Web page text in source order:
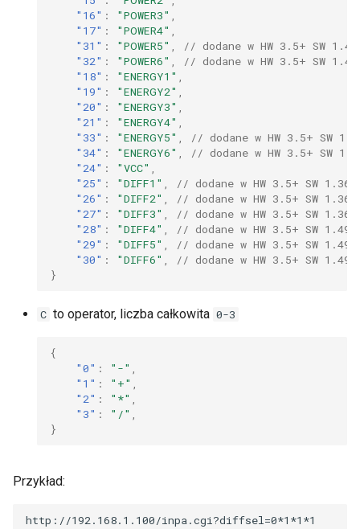
Firmware i backup
"16" : "POWER3"
"17" : "POWER4"
"31" : "POWER5"
// dodane w HW 3.5+ SW
"32" : "POWER6"
// dodane w HW 3.5+ SW
"18" : "ENERGY1"
"19" : "ENERGY2"
"20" : "ENERGY3"
"21" : "ENERGY4"
"33" : "ENERGY5"
// dodane w HW 3.5+ SW
"34" : "ENERGY6"
// dodane w HW 3.5+ SW
"24" : "VCC"
"25" : "DIFF1"
// dodane w HW 3.5+ SW 1.36
"26" : "DIFF2"
// dodane w HW 3.5+ SW 1.36
"27" : "DIFF3"
// dodane w HW 3.5+ SW 1.36
"28" : "DIFF4"
// dodane w HW 3.5+ SW 1.49d
"29" : "DIFF5"
// dodane w HW 3.5+ SW 1.49d
"30" : "DIFF6"
// dodane w HW 3.5+ SW 1.49d
}
C to operator, liczba całkowita 0-3
{
"0" : "-"
"1" : "+"
"2" : "*"
"3" : "/"
}
Przykład: